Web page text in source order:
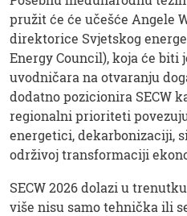
pružit će će učešće Angele
direktorice Svjetskog
Energy Council), koja će biti
uvodničara na otvaranju
dodatno pozicionira SECW
regionalni prioriteti
energetici, dekarbonizaciji,
održivoj transformaciji
SECW 2026 dolazi u
više nisu samo tehnička ili